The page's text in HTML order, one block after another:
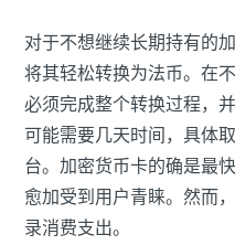
对于不想继续长期持有的
将其轻松转换为法币。在
必须完成整个转换过程，
可能需要几天时间，具体
台。加密货币卡的确是最
愈加受到用户青睐。然而
录消费支出。